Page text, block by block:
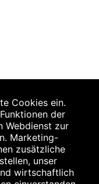
Vorrat reicht. Für Druck-
und fragen
Cookies ein.
der
Webdienst zur
Marketing-
zusätzliche
unser
wirtschaftlich